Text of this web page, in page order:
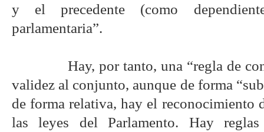
y el precedente (como
parlamentaria”.
Hay, por tanto, una “regla de
validez al conjunto, aunque de forma
de forma relativa, hay el reconocimiento
las leyes del Parlamento. Hay